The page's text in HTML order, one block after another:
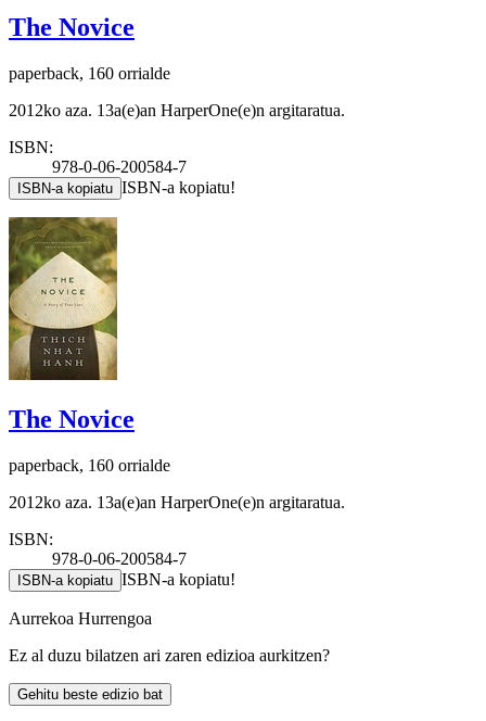
The Novice
paperback, 160 orrialde
2012ko aza. 13a(e)an HarperOne(e)n argitaratua.
ISBN:
978-0-06-200584-7
ISBN-a kopiatu ISBN-a kopiatu!
The Novice
paperback, 160 orrialde
2012ko aza. 13a(e)an HarperOne(e)n argitaratua.
ISBN:
978-0-06-200584-7
ISBN-a kopiatu ISBN-a kopiatu!
Aurrekoa Hurrengoa
Ez al duzu bilatzen ari zaren edizioa aurkitzen?
Gehitu beste edizio bat